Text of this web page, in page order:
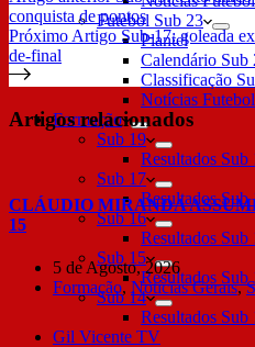
Futebol Sub 23
Plantel
Calendário Sub
Classificação
Notícias
Formação
Sub 19
Resultados Sub
Sub 17
Resultados Sub
Sub 16
Resultados Sub
Sub 15
Resultados Sub
Sub 14
Resultados Sub
Gil Vicente TV
conquista de pontos
Próximo Artigo Sub-17: goleada
de-final
Artigos relacionados
CLÁUDIO MIRANDA
15
5 de Agosto, 2026
Formação,Notícias Gerais,